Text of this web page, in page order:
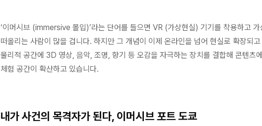
‘이머시브 (immersive 몰입)’라는 단어를 들으면 VR (가상현실) 기기를 착용하고
떠올리는 사람이 많을 겁니다. 하지만 그 개념이 이제 온라인을 넘어 현실로 확장되
물리적 공간에 3D 영상, 음악, 조명, 향기 등 오감을 자극하는 장치를 결합해 콘텐츠
체험 공간이 확산하고 있습니다.
내가 사건의 목격자가 된다, 이머시브 포트 도쿄